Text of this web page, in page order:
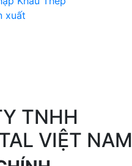
xuất
TNHH
VIỆT NAM